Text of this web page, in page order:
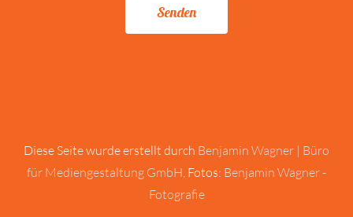
Diese Seite wurde erstellt durch Benjamin Wagner | Büro
für Mediengestaltung GmbH, Fotos: Benjamin Wagner -
Fotografie